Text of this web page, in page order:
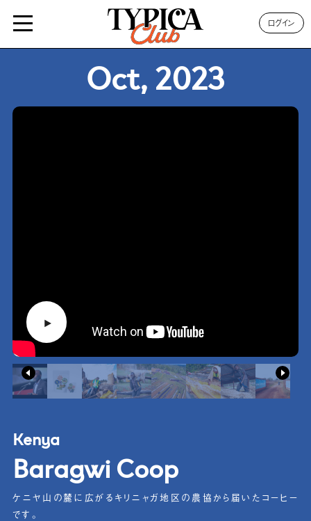
ログイン
Oct, 2023
Kenya
Baragwi Coop
ケニヤ山の麓に広がるキリニャガ地区の農協から届いたコーヒー
です。